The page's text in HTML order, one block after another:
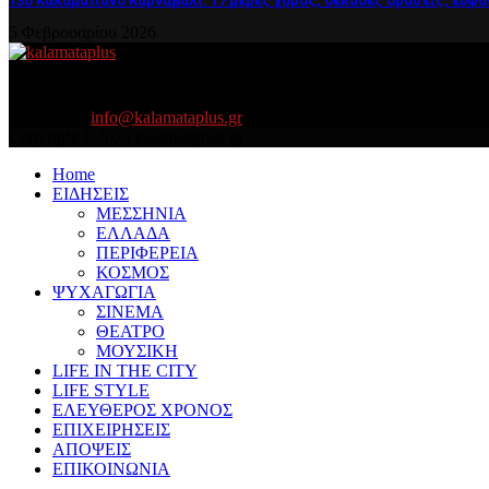
info@kalamataplus.gr
Home
ΕΙΔΗΣΕΙΣ
ΜΕΣΣΗΝΙΑ
ΕΛΛΑΔΑ
ΠΕΡΙΦΕΡΕΙΑ
ΚΟΣΜΟΣ
ΨΥΧΑΓΩΓΙΑ
ΣΙΝΕΜΑ
ΘΕΑΤΡΟ
ΜΟΥΣΙΚΗ
LIFE IN THE CITY
LIFE STYLE
ΕΛΕΥΘΕΡΟΣ ΧΡΟΝΟΣ
ΕΠΙΧΕΙΡΗΣΕΙΣ
ΑΠΟΨΕΙΣ
ΕΠΙΚΟΙΝΩΝΙΑ